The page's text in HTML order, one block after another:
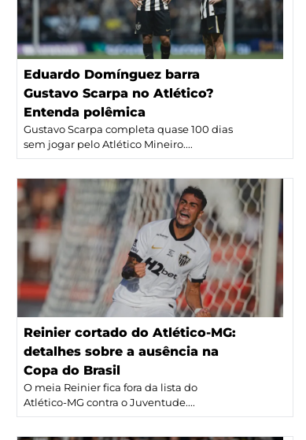
Eduardo Domínguez barra
Gustavo Scarpa no Atlético?
Entenda polêmica
Gustavo Scarpa completa quase 100 dias
sem jogar pelo Atlético Mineiro....
Reinier cortado do Atlético-MG:
detalhes sobre a ausência na
Copa do Brasil
O meia Reinier fica fora da lista do
Atlético-MG contra o Juventude....